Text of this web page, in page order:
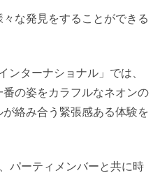
な発見をすることができる
ンターナショナル」では、
の姿をカラフルなネオンの
絡み合う緊張感ある体験を
パーティメンバーと共に時